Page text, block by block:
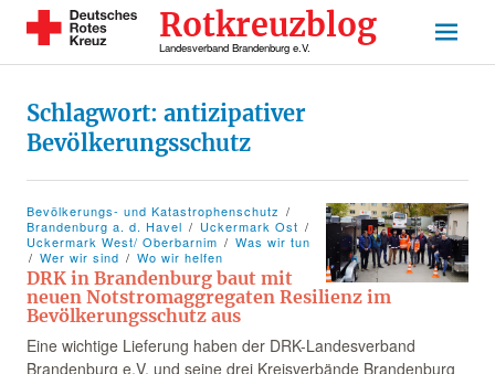
Rotkreuzblog
Landesverband Brandenburg e.V.
Schlagwort: antizipativer
Bevölkerungsschutz
Bevölkerungs- und Katastrophenschutz
Brandenburg a. d. Havel
Uckermark Ost
Uckermark West/ Oberbarnim
Was wir tun
Wer wir sind
Wo wir helfen
DRK in Brandenburg baut mit
neuen Notstromaggregaten Resilienz im
Bevölkerungsschutz aus
Eine wichtige Lieferung haben der DRK-Landesverband
Brandenburg e.V. und seine drei Kreisverbände Brandenburg